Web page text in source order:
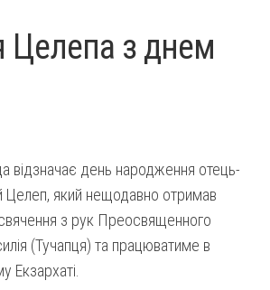
Целепа з днем
відзначає день народження отець-
Целеп, який нещодавно отримав
з рук Преосвященного
(Тучапця) та працюватиме в
Екзархаті.